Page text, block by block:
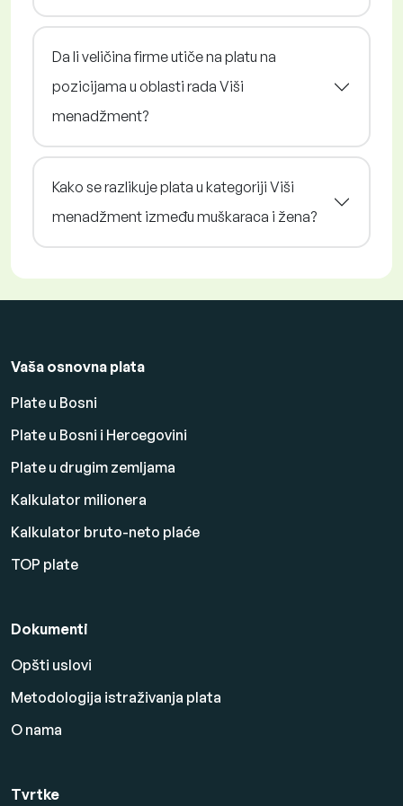
Da li veličina firme utiče na platu na
pozicijama u oblasti rada Viši
menadžment?
Kako se razlikuje plata u kategoriji Viši
menadžment između muškaraca i žena?
Vaša osnovna plata
Plate u Bosni
Plate u Bosni i Hercegovini
Plate u drugim zemljama
Kalkulator milionera
Kalkulator bruto-neto plaće
TOP plate
Dokumenti
Opšti uslovi
Metodologija istraživanja plata
O nama
Tvrtke